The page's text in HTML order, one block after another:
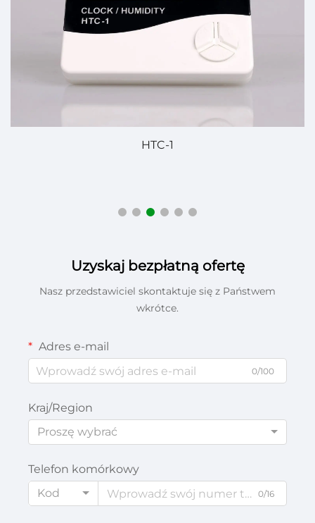
HTC-1
Uzyskaj bezpłatną ofertę
Nasz przedstawiciel skontaktuje się z Państwem
wkrótce.
Adres e-mail
0/100
Kraj/Region
Proszę wybrać
Telefon komórkowy
Kod
0/16